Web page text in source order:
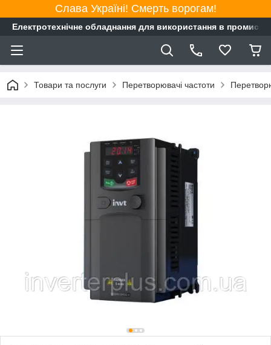
Слава Україні! Смерть ворогам!
Електротехнічне обладнання для використання в
Товари та послуги Перетворювачі частоти